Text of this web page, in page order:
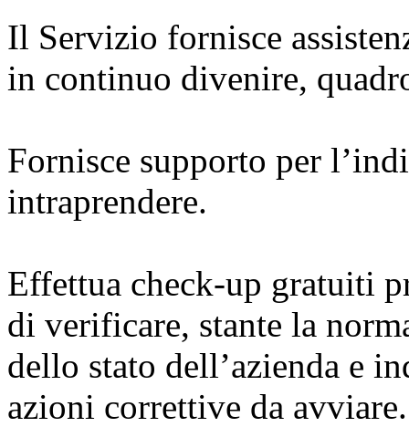
Il Servizio fornisce
in continuo divenire,
Fornisce supporto per
intraprendere.
Effettua check-up gratuiti
di verificare, stante la
dello stato dell’azienda e
azioni correttive da avviare.